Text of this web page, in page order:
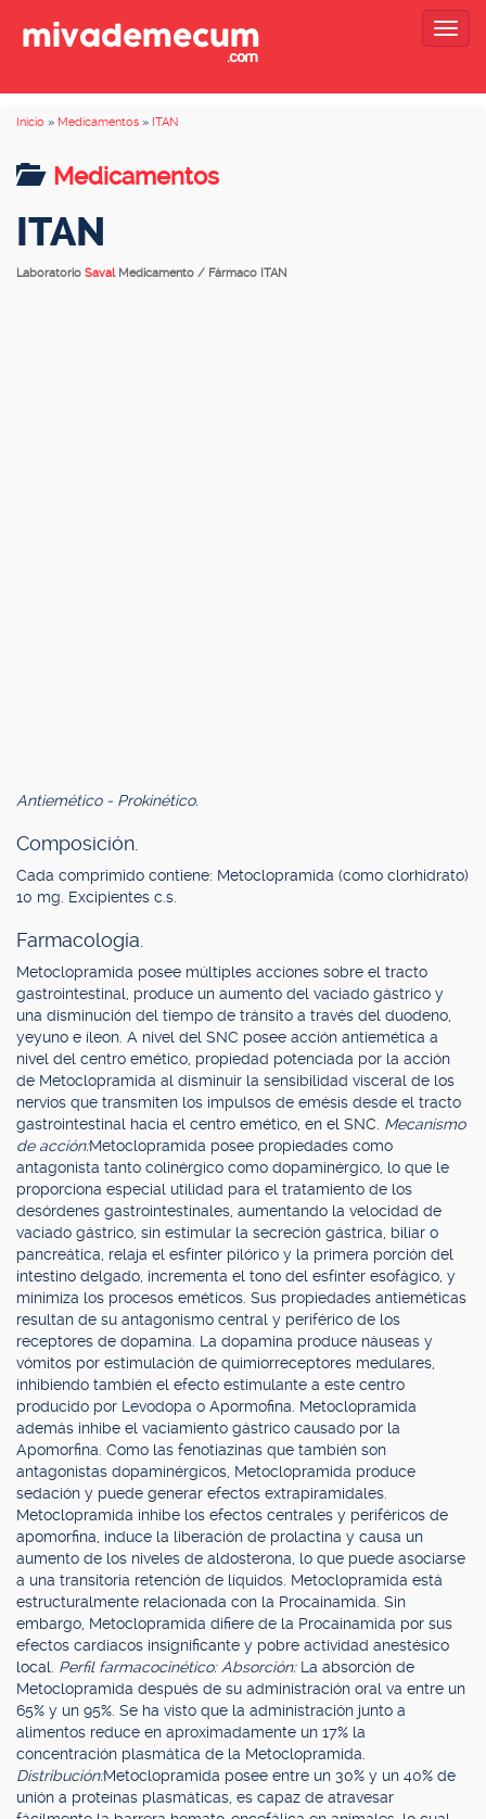
Inicio » Medicamentos » ITAN
Medicamentos
ITAN
Laboratorio Saval Medicamento / Fármaco ITAN
Antiemético - Prokinético.
Composición.
Cada comprimido contiene: Metoclopramida (como clorhidrato)
10 mg. Excipientes c.s.
Farmacología.
Metoclopramida posee múltiples acciones sobre el tracto
gastrointestinal, produce un aumento del vaciado gástrico y
una disminución del tiempo de tránsito a través del duodeno,
yeyuno e íleon. A nivel del SNC posee acción antiemética a
nivel del centro emético, propiedad potenciada por la acción
de Metoclopramida al disminuir la sensibilidad visceral de los
nervios que transmiten los impulsos de emésis desde el tracto
gastrointestinal hacia el centro emético, en el SNC. Mecanismo
de acción:Metoclopramida posee propiedades como
antagonista tanto colinérgico como dopaminérgico, lo que le
proporciona especial utilidad para el tratamiento de los
desórdenes gastrointestinales, aumentando la velocidad de
vaciado gástrico, sin estimular la secreción gástrica, biliar o
pancreática, relaja el esfínter pilórico y la primera porción del
intestino delgado, incrementa el tono del esfínter esofágico, y
minimiza los procesos eméticos. Sus propiedades antieméticas
resultan de su antagonismo central y periférico de los
receptores de dopamina. La dopamina produce náuseas y
vómitos por estimulación de quimiorreceptores medulares,
inhibiendo también el efecto estimulante a este centro
producido por Levodopa o Apormofina. Metoclopramida
además inhibe el vaciamiento gástrico causado por la
Apomorfina. Como las fenotiazinas que también son
antagonistas dopaminérgicos, Metoclopramida produce
sedación y puede generar efectos extrapiramidales.
Metoclopramida inhibe los efectos centrales y periféricos de
apomorfina, induce la liberación de prolactina y causa un
aumento de los niveles de aldosterona, lo que puede asociarse
a una transitoria retención de líquidos. Metoclopramida está
estructuralmente relacionada con la Procainamida. Sin
embargo, Metoclopramida difiere de la Procainamida por sus
efectos cardiacos insignificante y pobre actividad anestésico
local. Perfil farmacocinético: Absorción: La absorción de
Metoclopramida después de su administración oral va entre un
65% y un 95%. Se ha visto que la administración junto a
alimentos reduce en aproximadamente un 17% la
concentración plasmática de la Metoclopramida.
Distribución:Metoclopramida posee entre un 30% y un 40% de
unión a proteínas plasmáticas, es capaz de atravesar